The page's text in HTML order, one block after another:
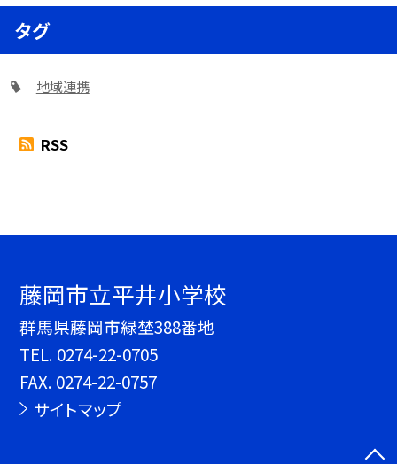
タグ
地域連携
RSS
藤岡市立平井小学校
群馬県藤岡市緑埜388番地
TEL. 0274-22-0705
FAX. 0274-22-0757
サイトマップ